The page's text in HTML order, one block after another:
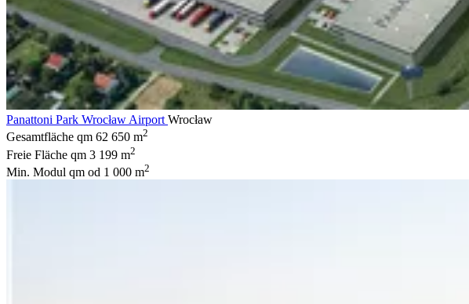
Panattoni Park Wrocław Airport Wrocław
Gesamtfläche qm 62 650 m2
Freie Fläche qm 3 199 m2
Min. Modul qm od 1 000 m2